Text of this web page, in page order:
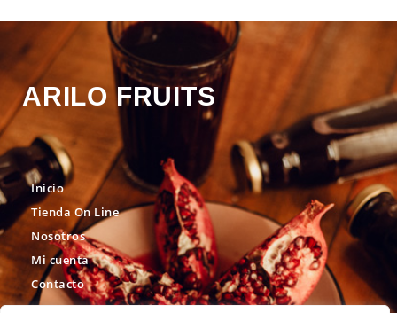
ARILO FRUITS
Inicio
Tienda On Line
Nosotros
Mi cuenta
Contacto